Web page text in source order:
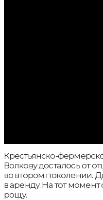
Крестьянско-
Волкову досталось от
во втором поколении.
в аренду. На тот
рощу.